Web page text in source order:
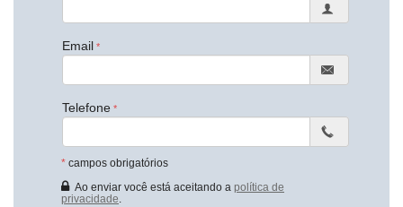
Sacada / Varanda
Sacada com Churrasqueira
Sala de Estar
Cozinha
Cozinha Americana
Espaço Gourmet
Sacada Técnica
Banheiro Social
Sala de TV
Email
Telefone
* campos obrigatórios
Ao enviar você está aceitando a política de
privacidade